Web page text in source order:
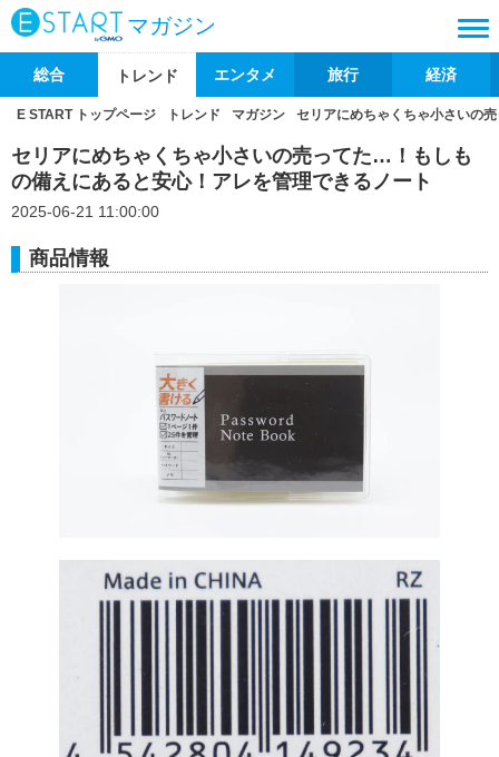
マガジン
総合 トレンド エンタメ 旅行 経済
E START トップページ トレンド マガジン セリアにめちゃくちゃ小さいの
セリアにめちゃくちゃ小さいの売ってた…！もしも
の備えにあると安心！アレを管理できるノート
2025-06-21 11:00:00
商品情報